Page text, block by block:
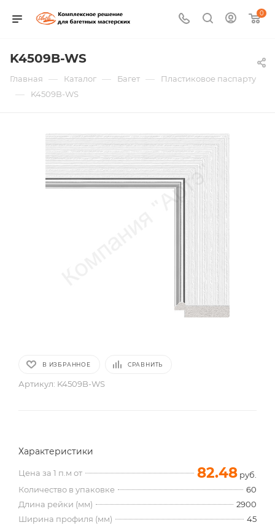
0
K4509B-WS
Главная — Каталог — Багет — Пластиковое паспарту
— K4509B-WS
В ИЗБРАННОЕ СРАВНИТЬ
Артикул: K4509B-WS
Характеристики
Цена за 1 п.м от 82.48 руб.
Количество в упаковке
60
Длина рейки (мм)
2900
Ширина профиля (мм)
45